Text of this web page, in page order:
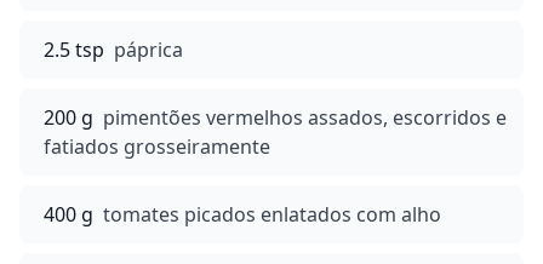
2.5 tsp páprica
200 g pimentões vermelhos assados, escorridos e
fatiados grosseiramente
400 g tomates picados enlatados com alho